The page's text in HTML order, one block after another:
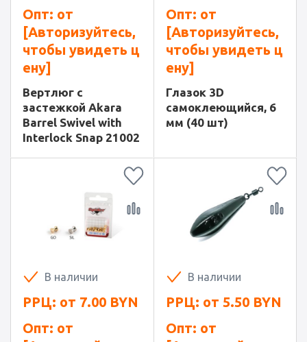
Опт: от
[Авторизуйтесь,
чтобы увидеть ц
ену]
Вертлюг с
застежкой Akara
Barrel Swivel with
Interlock Snap 21002
Опт: от
[Авторизуйтесь,
чтобы увидеть ц
ену]
Глазок 3D
самоклеющийся, 6
мм (40 шт)
В наличии
РРЦ: от 7.00 BYN
Опт: от
В наличии
РРЦ: от 5.50 BYN
Опт: от